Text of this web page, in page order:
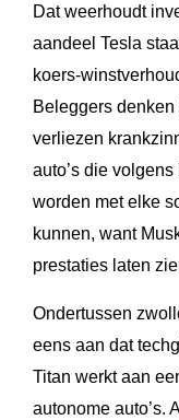
Dat weerhoudt
aandeel Tesla
koers-
Beleggers
verliezen
auto’s die
worden met elke
kunnen, want
prestaties laten
Ondertussen
eens aan dat
Titan werkt aan
autonome auto’s.